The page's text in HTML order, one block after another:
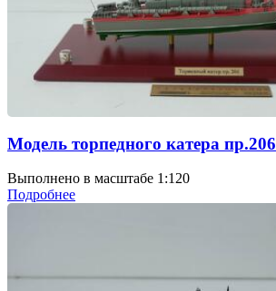
Модель торпедного катера пр.206
Выполнено в масштабе 1:120
Подробнее